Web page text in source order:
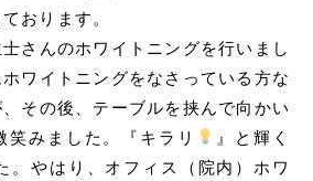
おります。
さんのホワイトニングを行いまし
ワイトニングをなさっている方な
その後、テーブルを挟んで向かい
笑みました。『キラリ
』と輝く
。やはり、オフィス（院内）ホワ